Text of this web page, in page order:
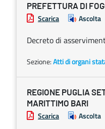
PREFETTURA DI
Scarica Ascolta
Decreto di
Sezione:Atti di organi
REGIONE PUGLIA
MARITTIMO BARI
Scarica Ascolta